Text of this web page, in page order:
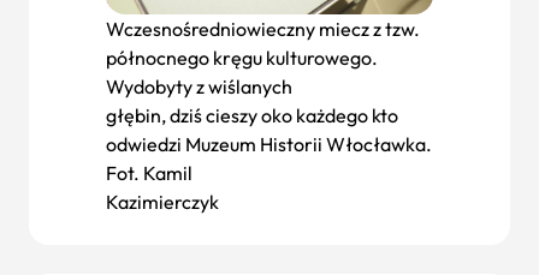
Wczesnośredniowieczny miecz z tzw.
północnego kręgu kulturowego.
Wydobyty z wiślanych
głębin, dziś cieszy oko każdego kto
odwiedzi Muzeum Historii Włocławka.
Fot. Kamil
Kazimierczyk